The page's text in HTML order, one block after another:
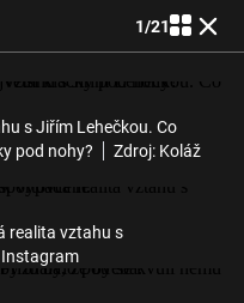
1/21
s Jiřím Lehečkou. Co
pod nohy?
Zdroj: Koláž
realita vztahu s